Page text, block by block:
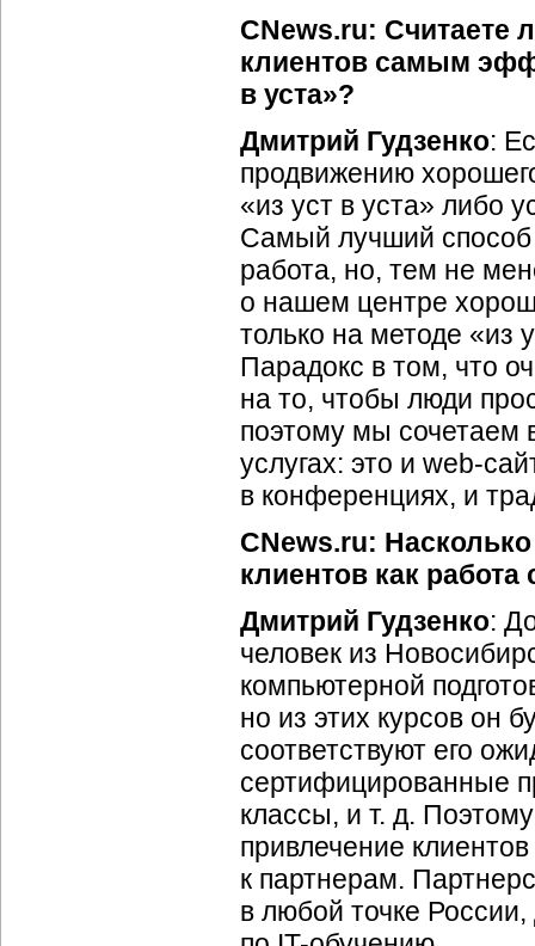
CNews.ru: Считаете
клиентов самым
в уста»?
Дмитрий Гудзенко:
продвижению
«из уст в уста» либо
Самый лучший способ
работа, но, тем не
о нашем центре
только на методе «из
Парадокс в том, что
на то, чтобы люди
поэтому мы сочетаем
услугах: это и web-
в конференциях, и
CNews.ru:
клиентов как работа
Дмитрий Гудзенко:
человек из
компьютерной
но из этих курсов он
соответствуют его
сертифицированные
классы, и т. д.
привлечение
к партнерам.
в любой точке